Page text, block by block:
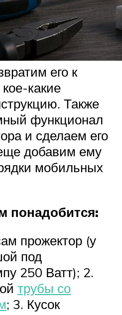
его к
какие
Также
функционал
и сделаем его
добавим ему
мобильных
понадобится:
прожектор (у
под
250 Ватт); 2.
трубы со
; 3. Кусок